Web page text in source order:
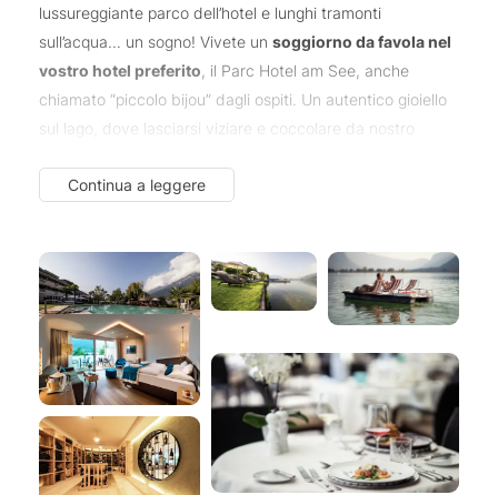
lussureggiante parco dell’hotel e lunghi tramonti
sull’acqua... un sogno! Vivete un soggiorno da favola nel
vostro hotel preferito, il Parc Hotel am See, anche
chiamato “piccolo bijou” dagli ospiti. Un autentico gioiello
sul lago, dove lasciarsi viziare e coccolare da nostro
Wellness | Benesseredi alto livello, con 100 metri di
°C), camere spaziose e dotate di tutti i comfort ecucina
raffinata.
Non vediamo l’ora di darvi un caloroso benvenuto!
La famiglia De Carli e il team del Parc Hotel
Quando siamo aperti:
da ca. 10 giorni prima di Pasqua alla fine di ottobre
Continua a leggere